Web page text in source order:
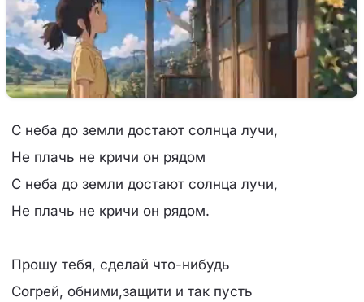
С неба до земли достают солнца лучи,
Не плачь не кричи он рядом
С неба до земли достают солнца лучи,
Не плачь не кричи он рядом.
Прошу тебя, сделай что-нибудь
Согрей, обними,защити и так пусть